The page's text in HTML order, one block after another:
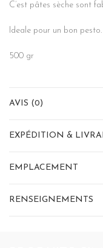
C’est pâtes sèche sont
Ideale pour un bon pesto.
500 gr
AVIS (0)
EXPÉDITION &
EMPLACEMENT
RENSEIGNEMENTS